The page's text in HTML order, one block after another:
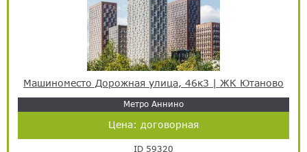
Машиноместо Дорожная улица, 46к3 | ЖК Ютаново
Метро Аннино
Цена: договорная
ID 59320